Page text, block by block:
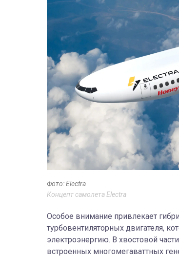
Фото: Electra
Концепт самолета Electra
Особое внимание привлекает
турбовентиляторных двигателя,
электроэнергию. В хвостовой
встроенных многомегаваттных